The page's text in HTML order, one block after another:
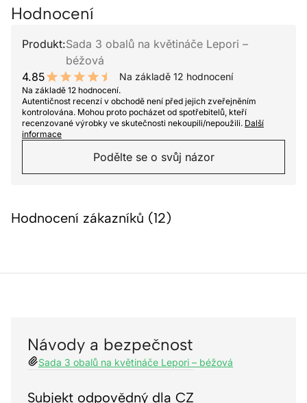
Hodnocení
Produkt:Sada 3 obalů na květináče Lepori –
béžová
4.85
9.7 out of 10 stars
Na základě 12 hodnocení
Na základě 12 hodnocení.
Autentičnost recenzí v obchodě není před jejich zveřejněním
kontrolována. Mohou proto pocházet od spotřebitelů, kteří
recenzované výrobky ve skutečnosti nekoupili/nepoužili. Další
informace
Podělte se o svůj názor
Hodnocení zákazníků (12)
Návody a bezpečnost
Sada 3 obalů na květináče Lepori – béžová
Subjekt odpovědný dla CZ